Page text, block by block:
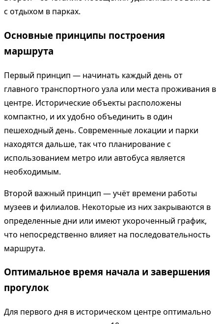
с отдыхом в парках.
Основные принципы построения
маршрута
Первый принцип — начинать каждый день от
главного транспортного узла или места проживания в
центре. Исторические объекты расположены
компактно, и их удобно объединить в один
пешеходный день. Современные локации и парки
находятся дальше, так что планирование с
использованием метро или автобуса является
необходимым.
Второй важный принцип — учёт времени работы
музеев и филиалов. Некоторые из них закрываются в
определенные дни или имеют укороченный график,
что непосредственно влияет на последовательность
маршрута.
Оптимальное время начала и завершения
прогулок
Для первого дня в историческом центре оптимально